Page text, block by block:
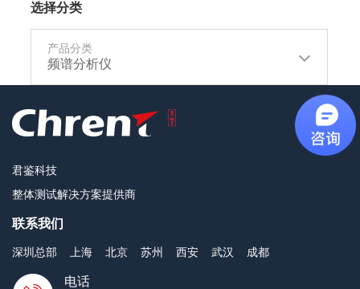
选择分类
产品分类
频谱分析仪
君鉴科技
整体测试解决方案提供商
联系我们
深圳总部 上海 北京 苏州 西安 武汉 成都
电话